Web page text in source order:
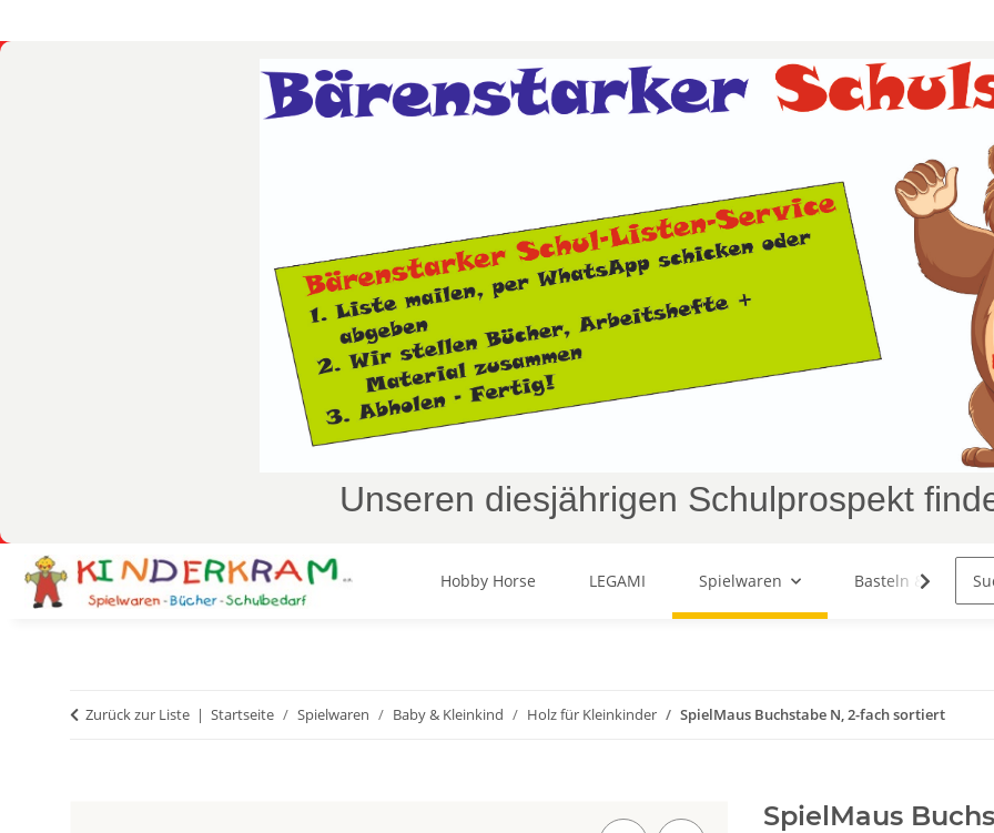
Unseren diesjährigen Schulprospekt
Hobby Horse LEGAMI Spielwaren Basteln & Malen
Zurück zur Liste Startseite Spielwaren Baby & Kleinkind Holz für Kleinkinder SpielMaus Buchstabe N, 2-fach sortiert
SpielMaus